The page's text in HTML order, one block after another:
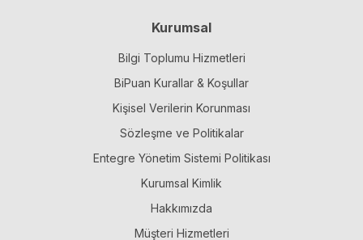
Kurumsal
Bilgi Toplumu Hizmetleri
BiPuan Kurallar & Koşullar
Kişisel Verilerin Korunması
Sözleşme ve Politikalar
Entegre Yönetim Sistemi Politikası
Kurumsal Kimlik
Hakkımızda
Müşteri Hizmetleri